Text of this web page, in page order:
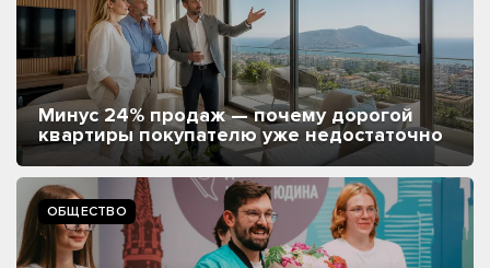
Минус 24% продаж — почему дорогой
квартиры покупателю уже недостаточно
ОБЩЕСТВО